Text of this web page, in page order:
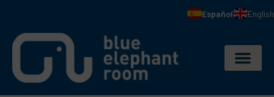
Español English